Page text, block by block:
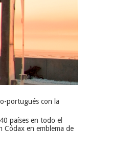
portugués con la
países en todo el
en emblema de